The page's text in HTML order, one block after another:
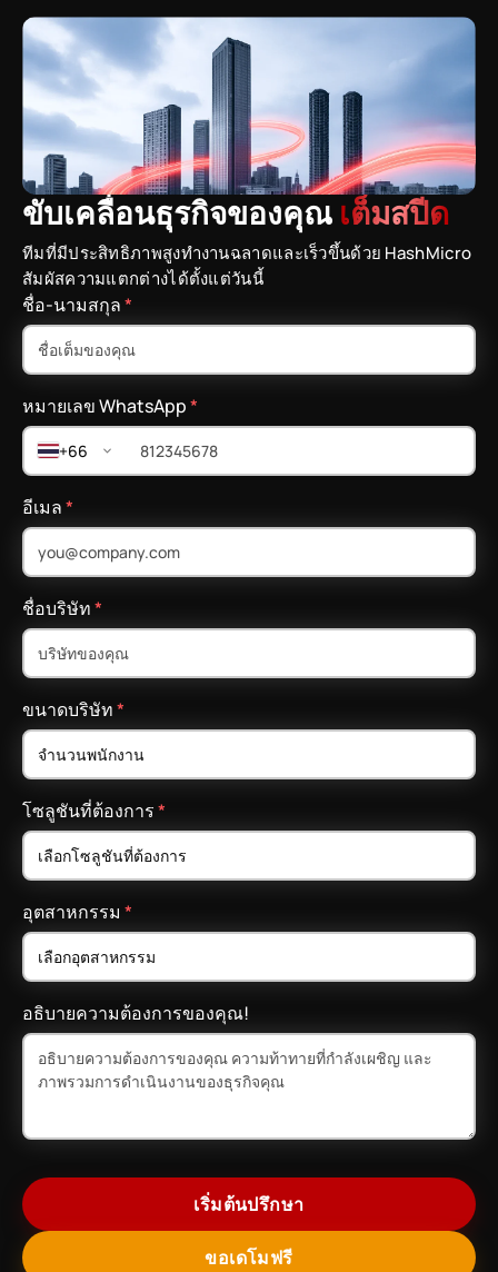
ขับเคลื่อนธุรกิจของคุณ เต็มสปีด
ทีมที่มีประสิทธิภาพสูงทำงานฉลาดและเร็วขึ้นด้วย HashMicro
สัมผัสความแตกต่างได้ตั้งแต่วันนี้
ชื่อ-นามสกุล*
หมายเลข WhatsApp*
+66
อีเมล*
ชื่อบริษัท*
ขนาดบริษัท*
โซลูชันที่ต้องการ*
อุตสาหกรรม *
อธิบายความต้องการของคุณ!
เริ่มต้นปรึกษา
ขอเดโมฟรี